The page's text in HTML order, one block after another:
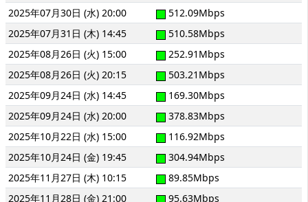
2025年07月30日 (水) 20:00
512.09Mbps
2025年07月31日 (木) 14:45
510.58Mbps
2025年08月26日 (火) 15:00
252.91Mbps
2025年08月26日 (火) 20:15
503.21Mbps
2025年09月24日 (水) 14:45
169.30Mbps
2025年09月24日 (水) 20:00
378.83Mbps
2025年10月22日 (水) 15:00
116.92Mbps
2025年10月24日 (金) 19:45
304.94Mbps
2025年11月27日 (木) 10:15
89.85Mbps
2025年11月28日 (金) 21:00
95.63Mbps